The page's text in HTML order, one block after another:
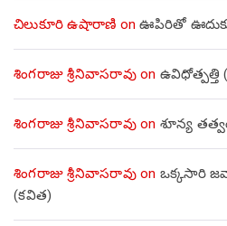
చిలుకూరి ఉషారాణి onఊపిరితో
శింగరాజు శ్రీనివాసరావుon ఉవిధోత్పత్తి
శింగరాజు శ్రీనివాసరావుon శూన్య
శింగరాజు శ్రీనివాసరావుon ఒక్కసారి
(కవిత)